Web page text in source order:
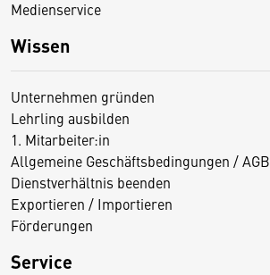
Medienservice
Wissen
Unternehmen gründen
Lehrling ausbilden
1. Mitarbeiter:in
Allgemeine Geschäftsbedingungen / AGB
Dienstverhältnis beenden
Exportieren / Importieren
Förderungen
Service